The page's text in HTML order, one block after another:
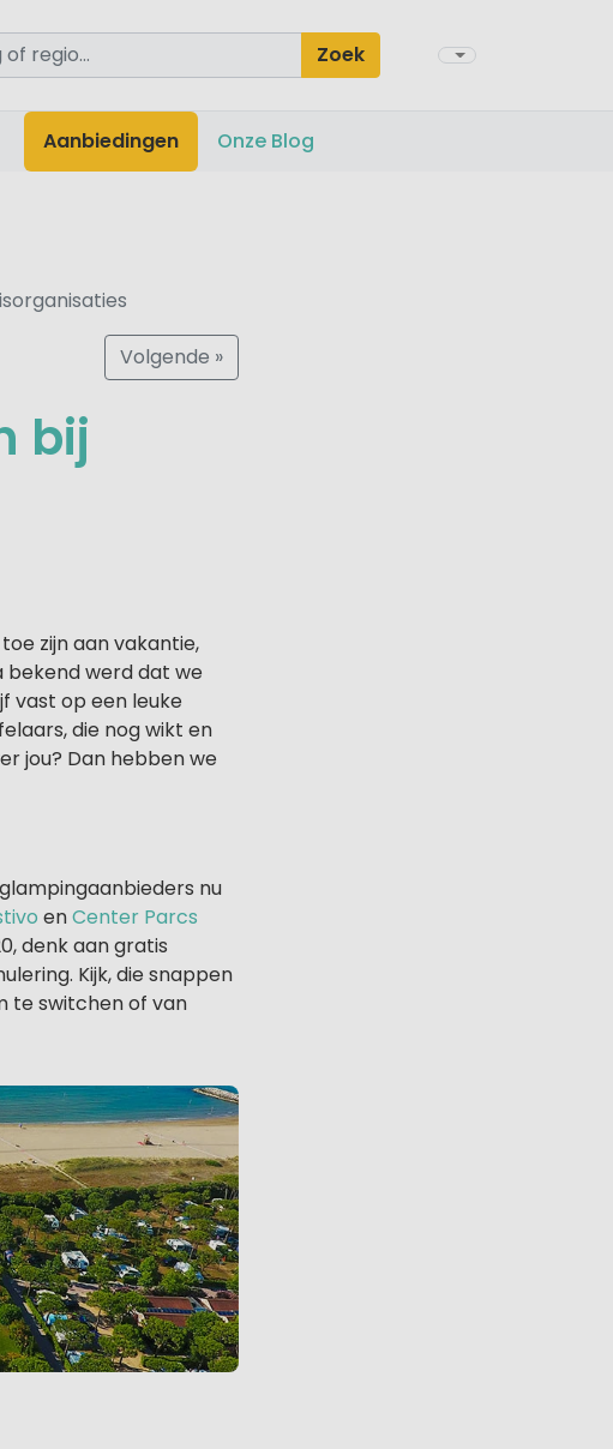
Zoek
Aanbiedingen Onze Blog
Volgende »
bij
zijn aan vakantie,
bekend werd dat we
vast op een leuke
die nog wikt en
jou? Dan hebben we
nu
enCenter Parcs
denk aan gratis
Kijk, die snappen
te switchen of van